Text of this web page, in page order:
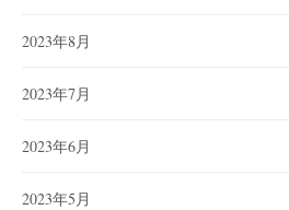
2023年8月
2023年7月
2023年6月
2023年5月